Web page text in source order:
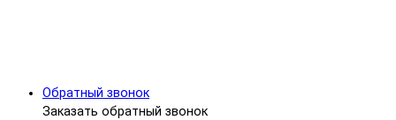
Обратный звонок
Заказать обратный звонок